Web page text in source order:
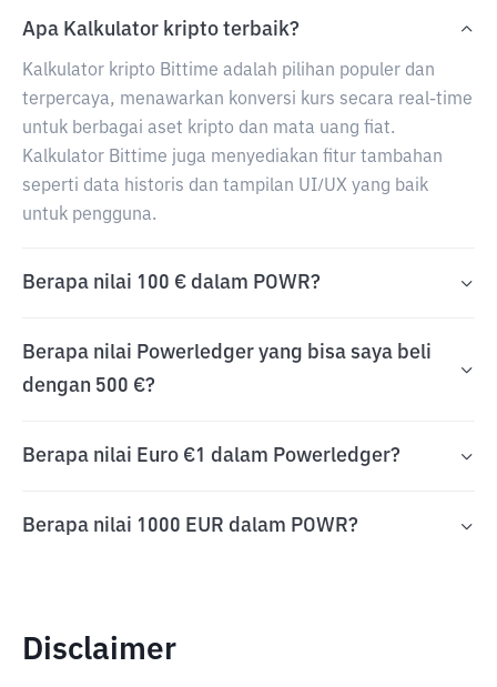
Apa Kalkulator kripto terbaik?
Kalkulator kripto Bittime adalah pilihan populer dan
terpercaya, menawarkan konversi kurs secara real-time
untuk berbagai aset kripto dan mata uang fiat.
Kalkulator Bittime juga menyediakan fitur tambahan
seperti data historis dan tampilan UI/UX yang baik
untuk pengguna.
Berapa nilai 100 € dalam POWR?
Berapa nilai Powerledger yang bisa saya beli
dengan 500 €?
Berapa nilai Euro €1 dalam Powerledger?
Berapa nilai 1000 EUR dalam POWR?
Disclaimer